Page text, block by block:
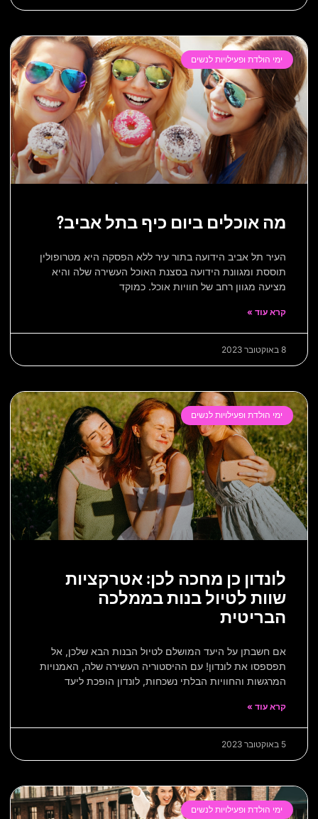
ימי הולדת ופעילויות לנשים
מה אוכלים ביום כיף בתל אביב?
העיר תל אביב הידועה בתור עיר ללא הפסקה היא מטרופולין
תוססת ומגוונת הידועה בסצנת האוכל העשירה שלה והיא
מציעה מגוון רחב של חוויות אוכל. כמוקד
קרא עוד »
8 באוקטובר 2023
ימי הולדת ופעילויות לנשים
לונדון כן מחכה לכן: אטרקציות
שוות לטיול בנות בממלכה
הבריטית
אם חשבתן על היעד המושלם לטיול הבנות הבא שלכן, אל
תפספסו את לונדון! עם ההיסטוריה העשירה שלה, האמנויות
המרגשות והחוויות הבלתי נשכחות, לונדון הופכת ליעד
קרא עוד »
5 באוקטובר 2023
ימי הולדת ופעילויות לנשים